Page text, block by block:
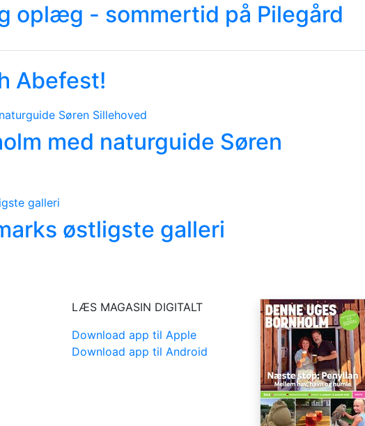
oplæg - sommertid på Pilegård
Abefest!
med naturguide Søren
østligste galleri
LÆS MAGASIN DIGITALT
Download app til Apple
Download app til Android